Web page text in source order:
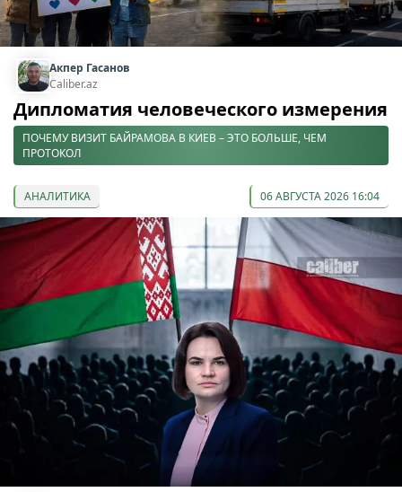
Акпер Гасанов
Caliber.az
Дипломатия человеческого измерения
ПОЧЕМУ ВИЗИТ БАЙРАМОВА В КИЕВ – ЭТО БОЛЬШЕ, ЧЕМ
ПРОТОКОЛ
АНАЛИТИКА 06 АВГУСТА 2026 16:04